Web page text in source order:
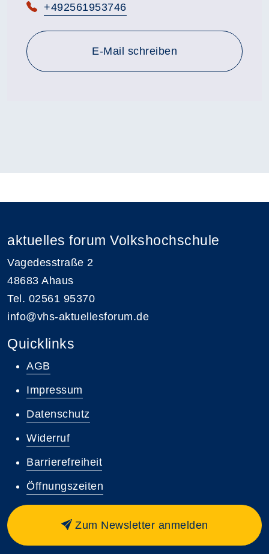
Telefon:
+492561953746
E-Mail schreiben
aktuelles forum Volkshochschule
Vagedesstraße 2
48683 Ahaus
Tel. 02561 95370
info@vhs-aktuellesforum.de
Quicklinks
AGB
Impressum
Datenschutz
Widerruf
Barrierefreiheit
Öffnungszeiten
Zum Newsletter anmelden